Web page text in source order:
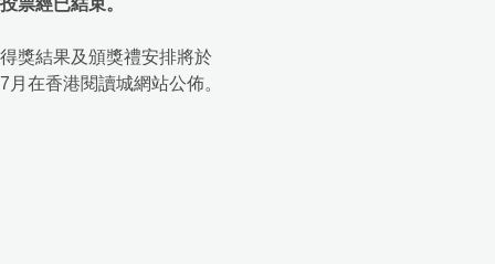
投票經已結束。
得獎結果及頒獎禮安排將於
7月在香港閱讀城網站公佈。